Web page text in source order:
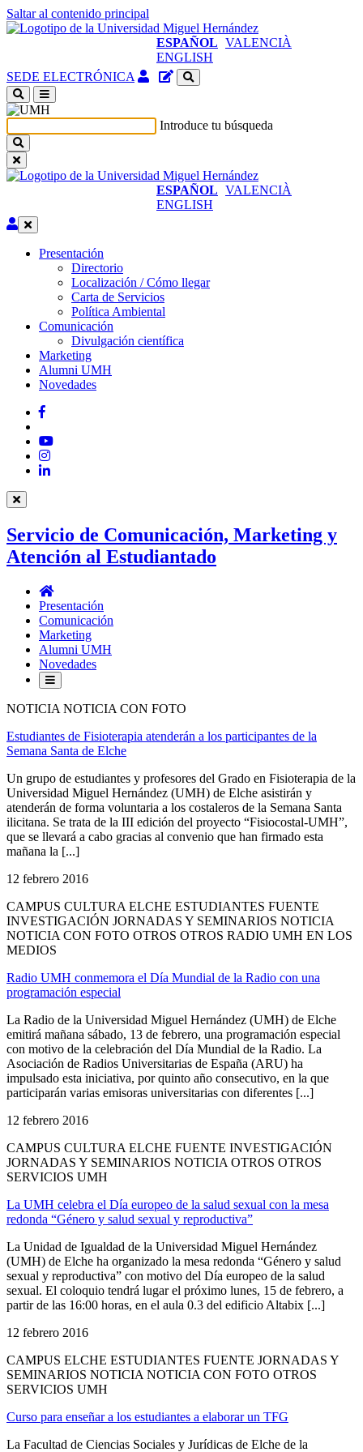
Saltar al contenido principal
ESPAÑOL VALENCIÀ
ENGLISH
SEDE ELECTRÓNICA Acceso
identificado
en
ventana
Gestor
del
sitio
Introduce tu búsqueda
ESPAÑOL VALENCIÀ
ENGLISH
Editar
Presentación
Presentación
Directorio
Localización / Cómo llegar
Carta de Servicios
Política Ambiental
Comunicación
Comunicación
Divulgación científica
Marketing
Alumni UMH
Novedades
Facebook
YouTube
Instagram
LinkedIn
Servicio de Comunicación, Marketing y
Atención al Estudiantado
Servicio
de
Comunicación,
Marketing
y
Atención
al
Estudiantado
Presentación
Comunicación
Marketing
Alumni UMH
Novedades
NOTICIA NOTICIA CON FOTO
Estudiantes de Fisioterapia atenderán a los participantes de la
Semana Santa de Elche
Un grupo de estudiantes y profesores del Grado en Fisioterapia de la
Universidad Miguel Hernández (UMH) de Elche asistirán y
atenderán de forma voluntaria a los costaleros de la Semana Santa
ilicitana. Se trata de la III edición del proyecto “Fisiocostal-UMH”,
que se llevará a cabo gracias al convenio que han firmado esta
mañana la [...]
12 febrero 2016
CAMPUS CULTURA ELCHE ESTUDIANTES FUENTE
INVESTIGACIÓN JORNADAS Y SEMINARIOS NOTICIA
NOTICIA CON FOTO OTROS OTROS RADIO UMH EN LOS
MEDIOS
Radio UMH conmemora el Día Mundial de la Radio con una
programación especial
La Radio de la Universidad Miguel Hernández (UMH) de Elche
emitirá mañana sábado, 13 de febrero, una programación especial
con motivo de la celebración del Día Mundial de la Radio. La
Asociación de Radios Universitarias de España (ARU) ha
impulsado esta iniciativa, por quinto año consecutivo, en la que
participarán varias emisoras universitarias con diferentes [...]
12 febrero 2016
CAMPUS CULTURA ELCHE FUENTE INVESTIGACIÓN
JORNADAS Y SEMINARIOS NOTICIA OTROS OTROS
SERVICIOS UMH
La UMH celebra el Día europeo de la salud sexual con la mesa
redonda “Género y salud sexual y reproductiva”
La Unidad de Igualdad de la Universidad Miguel Hernández
(UMH) de Elche ha organizado la mesa redonda “Género y salud
sexual y reproductiva” con motivo del Día europeo de la salud
sexual. El coloquio tendrá lugar el próximo lunes, 15 de febrero, a
partir de las 16:00 horas, en el aula 0.3 del edificio Altabix [...]
12 febrero 2016
CAMPUS ELCHE ESTUDIANTES FUENTE JORNADAS Y
SEMINARIOS NOTICIA NOTICIA CON FOTO OTROS
SERVICIOS UMH
Curso para enseñar a los estudiantes a elaborar un TFG
La Facultad de Ciencias Sociales y Jurídicas de Elche de la